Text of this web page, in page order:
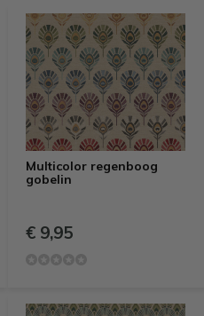
Multicolor regenboog
gobelin
€ 9,95